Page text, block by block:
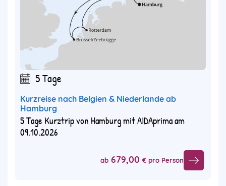
5 Tage
Kurzreise nach Belgien & Niederlande ab
Hamburg
5 Tage Kurztrip von Hamburg mit AIDAprima am
09.10.2026
ab 679,00 € pro Person